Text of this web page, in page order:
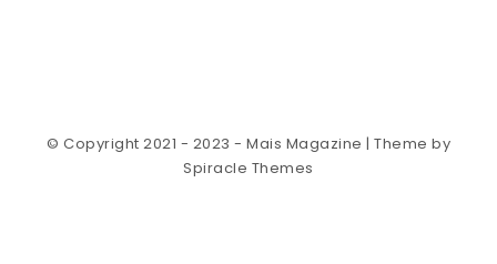
© Copyright 2021 - 2023 - Mais Magazine | Theme by
Spiracle Themes